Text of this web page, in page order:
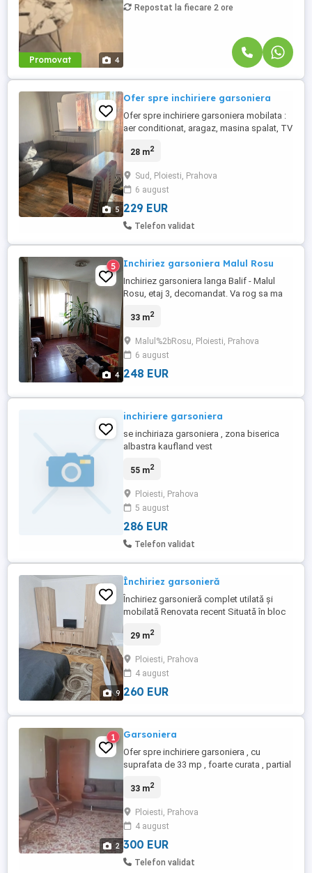
Promovat 4
Repostat la fiecare 2 ore
5
Ofer spre inchiriere garsoniera
Ofer spre inchiriere garsoniera mobilata :
aer conditionat, aragaz, masina spalat, TV
schimbata. Solicitam garantii Pozitie
28 m2
Sud, Ploiesti, Prahova
6 august
229 EUR
Telefon validat
4
5 Inchiriez garsoniera Malul Rosu
Inchiriez garsoniera langa Balif - Malul
Rosu, etaj 3, decomandat. Va rog sa ma
33 m2
Malul%2bRosu, Ploiesti, Prahova
6 august
248 EUR
inchiriere garsoniera
se inchiriaza garsoniera , zona biserica
albastra kaufland vest
55 m2
Ploiesti, Prahova
5 august
286 EUR
Telefon validat
9
Închiriez garsonieră
Închiriez garsonieră complet utilată și
mobilată Renovata recent Situată în bloc
29 m2
Ploiesti, Prahova
4 august
260 EUR
2
1 Garsoniera
Ofer spre inchiriere garsoniera , cu
suprafata de 33 mp , foarte curata , partial
de 300 Eur lunar , cu plata unei chirii avans
inchiriaza numai cu contract pe perioada
de 6 luni sau 1 an, unei persoane singure
si ...
33 m2
Ploiesti, Prahova
4 august
300 EUR
Telefon validat